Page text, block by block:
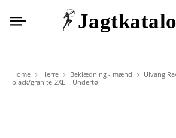
Home Herre Beklædning - mænd
Ulvang
black/granite-2XL – Undertøj